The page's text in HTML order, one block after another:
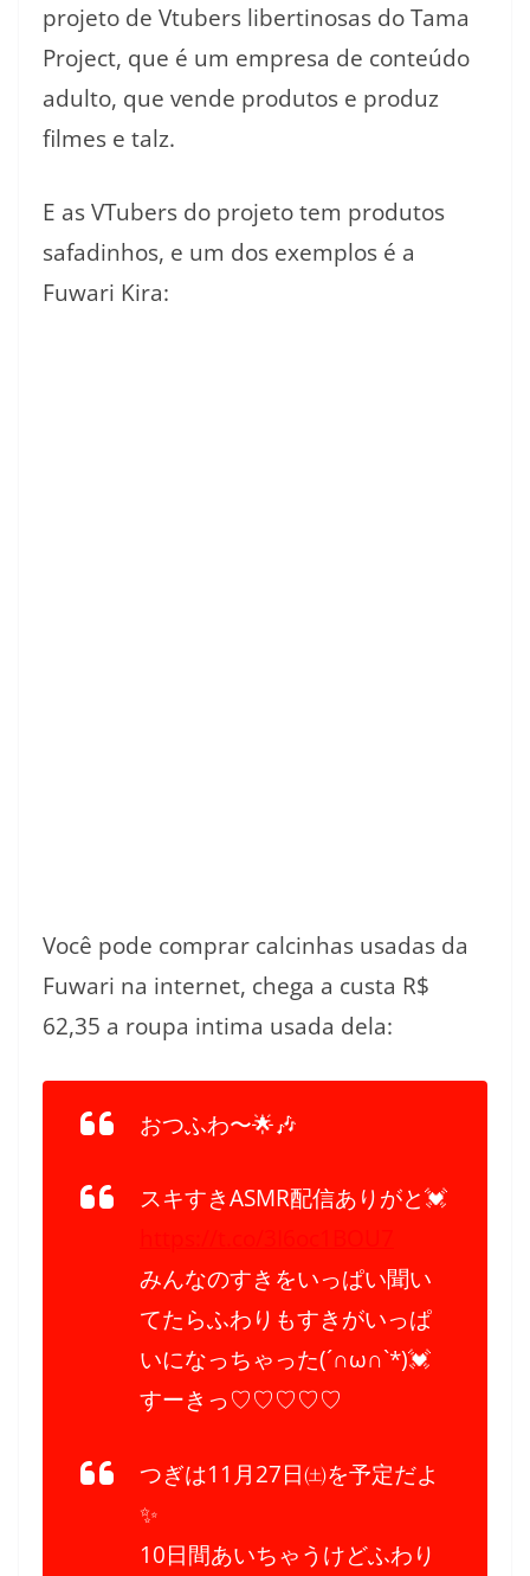
projeto de Vtubers libertinosas do Tama
Project, que é um empresa de conteúdo
adulto, que vende produtos e produz
filmes e talz.
E as VTubers do projeto tem produtos
safadinhos, e um dos exemplos é a
Fuwari Kira:
Você pode comprar calcinhas usadas da
Fuwari na internet, chega a custa R$
62,35 a roupa intima usada dela:
おつふわ〜🌟🎶
スキすきASMR配信ありがと💓
みんなのすきをいっぱい聞い
てたらふわりもすきがいっぱ
いになっちゃった(´∩ω∩`*)💓
すーきっ♡♡♡♡♡
つぎは11月27日㈯を予定だよ
✨
10日間あいちゃうけどふわり